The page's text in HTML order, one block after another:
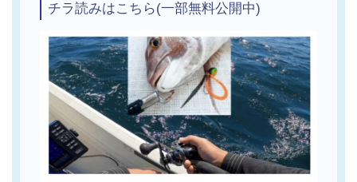
チラ読みはこちら(一部無料公開中)